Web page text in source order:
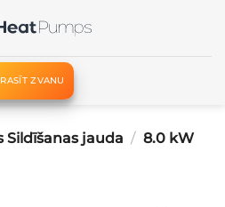
ZVANU
Sildīšanas jauda / 8.0 kW